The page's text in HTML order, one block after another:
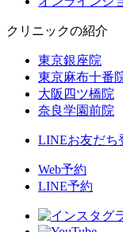
クリニックの紹介
東京銀座院
東京麻布十番
大阪四ツ橋院
奈良学園前院
LINEお友だち
Web予約
LINE予約